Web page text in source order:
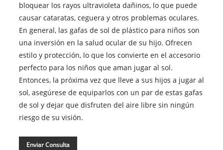
bloquear los rayos ultravioleta dañinos, lo que puede
causar cataratas, ceguera y otros problemas oculares.
En general, las gafas de sol de plástico para niños son
una inversión en la salud ocular de su hijo. Ofrecen
estilo y protección, lo que los convierte en el accesorio
perfecto para los niños que aman jugar al sol.
Entonces, la próxima vez que lleve a sus hijos a jugar al
sol, asegúrese de equiparlos con un par de estas gafas
de sol y dejar que disfruten del aire libre sin ningún
riesgo de su visión.
Enviar Consulta